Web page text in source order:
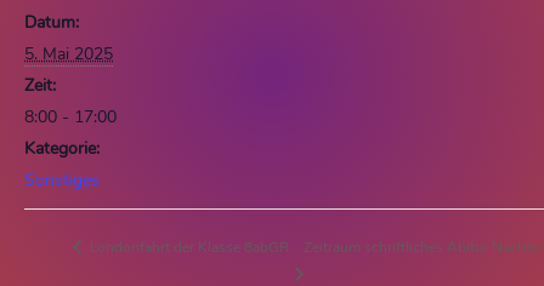
Datum:
5. Mai 2025
Zeit:
8:00 - 17:00
Kategorie:
Sonstiges
Londonfahrt der Klasse 8abGR Zeitraum schriftliches Abitur